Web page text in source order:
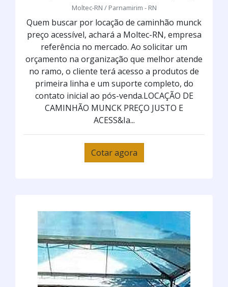
Moltec-RN / Parnamirim - RN
Quem buscar por locação de caminhão munck
preço acessível, achará a Moltec-RN, empresa
referência no mercado. Ao solicitar um
orçamento na organização que melhor atende
no ramo, o cliente terá acesso a produtos de
primeira linha e um suporte completo, do
contato inicial ao pós-venda.LOCAÇÃO DE
CAMINHÃO MUNCK PREÇO JUSTO E
ACESS&Ia...
Cotar agora